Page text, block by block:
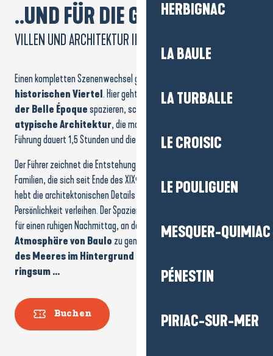
HERBIGNAC
LA BAULE
LA TURBALLE
LE CROISIC
LE POULIGUEN
MESQUER-QUIMIAC
PÉNESTIN
PIRIAC-SUR-MER
..UND FÜR DIE GROSSEN!
VILLEN UND ARCHITEKTUR IN LA BAULE
Einen kompletten Szenenwechsel gibt es mit
historischen Viertel. Hier geht man zwischen denVillen aus
der Belle Époquespazieren, schaut nach oben und entdeckt
atypische Architektur, die man allein nie bemerkt hätte. Die
Führung dauert 1,5 Stunden und die Zeit vergeht wie im Flug.
Der Führer zeichnet die Entstehung des Ortes nach, erwähnt die
Familien, die sich seit Ende des XIXᵉ Jahrhunderts hier aufhielten, und
hebt die architektonischen Details hervor, die jeder Villa ihre
Persönlichkeit verleihen. Der Spaziergang ist angenehm und perfekt
für einen ruhigen Nachmittag, an dem man sichdieZeit nimmt, die
Atmosphäre von Baulo zu genießen
, mit dem Rauschen
des Meeres im Hintergrund und dem Duft der Kiefern
ringsum …
Buchen